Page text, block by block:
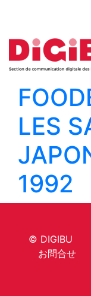
LES
1992
© DIGIBU
お問合せ